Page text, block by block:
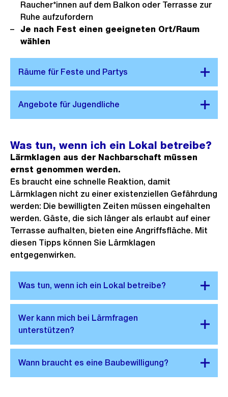
Raucher*innen auf dem Balkon oder Terrasse zur
Ruhe aufzufordern
Je nach Fest einen geeigneten Ort/Raum
wählen
Was tun, wenn ich ein Lokal betreibe?
Lärmklagen aus der Nachbarschaft müssen
ernst genommen werden.
Es braucht eine schnelle Reaktion, damit
Lärmklagen nicht zu einer existenziellen Gefährdung
werden: Die bewilligten Zeiten müssen eingehalten
werden. Gäste, die sich länger als erlaubt auf einer
Terrasse aufhalten, bieten eine Angriffsfläche. Mit
diesen Tipps können Sie Lärmklagen
entgegenwirken.